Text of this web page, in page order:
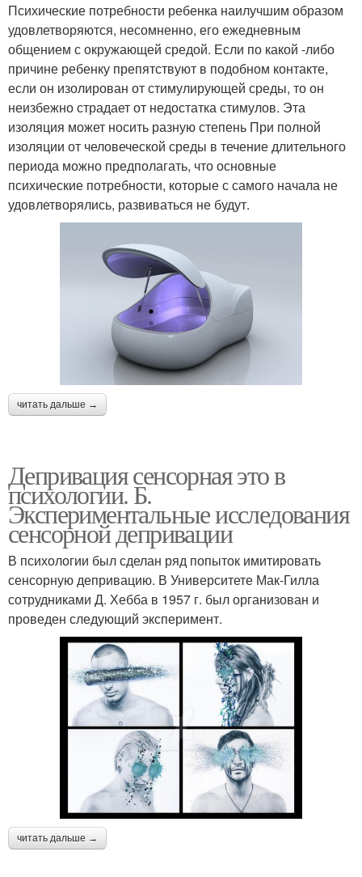
Психические потребности ребенка наилучшим образом
удовлетворяются, несомненно, его ежедневным
общением с окружающей средой. Если по какой -либо
причине ребенку препятствуют в подобном контакте,
если он изолирован от стимулирующей среды, то он
неизбежно страдает от недостатка стимулов. Эта
изоляция может носить разную степень При полной
изоляции от человеческой среды в течение длительного
периода можно предполагать, что основные
психические потребности, которые с самого начала не
удовлетворялись, развиваться не будут.
читать дальше →
Депривация сенсорная это в
психологии. Б.
Экспериментальные исследования
сенсорной депривации
В психологии был сделан ряд попыток имитировать
сенсорную депривацию. В Университете Мак-Гилла
сотрудниками Д. Хебба в 1957 г. был организован и
проведен следующий эксперимент.
читать дальше →